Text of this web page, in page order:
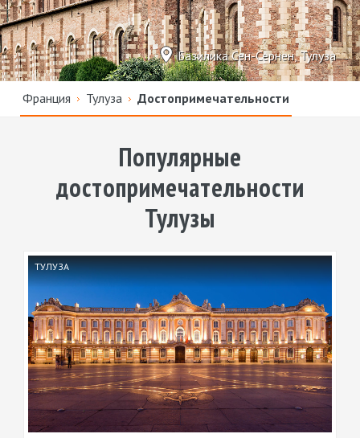
Базилика Сен-Сернен, Тулуза
Франция Тулуза Достопримечательности
Популярные
достопримечательности
Тулузы
ТУЛУЗА